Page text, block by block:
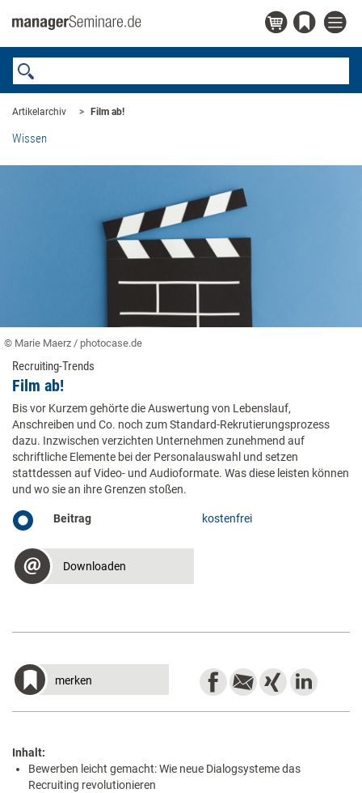
Artikelarchiv Film ab!
Wissen
© Marie Maerz / photocase.de
Recruiting-Trends
Film ab!
Bis vor Kurzem gehörte die Auswertung von Lebenslauf,
Anschreiben und Co. noch zum Standard-Rekrutierungsprozess
dazu. Inzwischen verzichten Unternehmen zunehmend auf
schriftliche Elemente bei der Personalauswahl und setzen
stattdessen auf Video- und Audioformate. Was diese leisten können
und wo sie an ihre Grenzen stoßen.
Beitrag kostenfrei
Downloaden
merken
Inhalt:
Bewerben leicht gemacht: Wie neue Dialog­systeme das
Recruiting revolutionieren